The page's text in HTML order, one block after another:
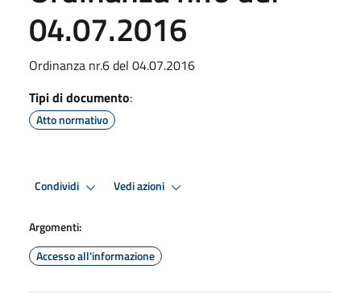
04.07.2016
Ordinanza nr.6 del 04.07.2016
Tipi di documento:
Atto normativo
Condividi Vedi azioni
Argomenti:
Accesso all'informazione